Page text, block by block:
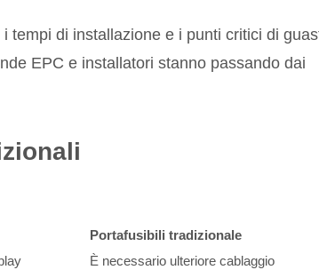
tempi di installazione e i punti critici di
EPC e installatori stanno passando dai
Portafusibili tradizionale
È necessario ulteriore cablaggio